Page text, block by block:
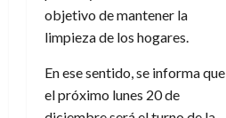
objetivo de mantener la
limpieza de los hogares.
En ese sentido, se informa que
el próximo lunes 20 de